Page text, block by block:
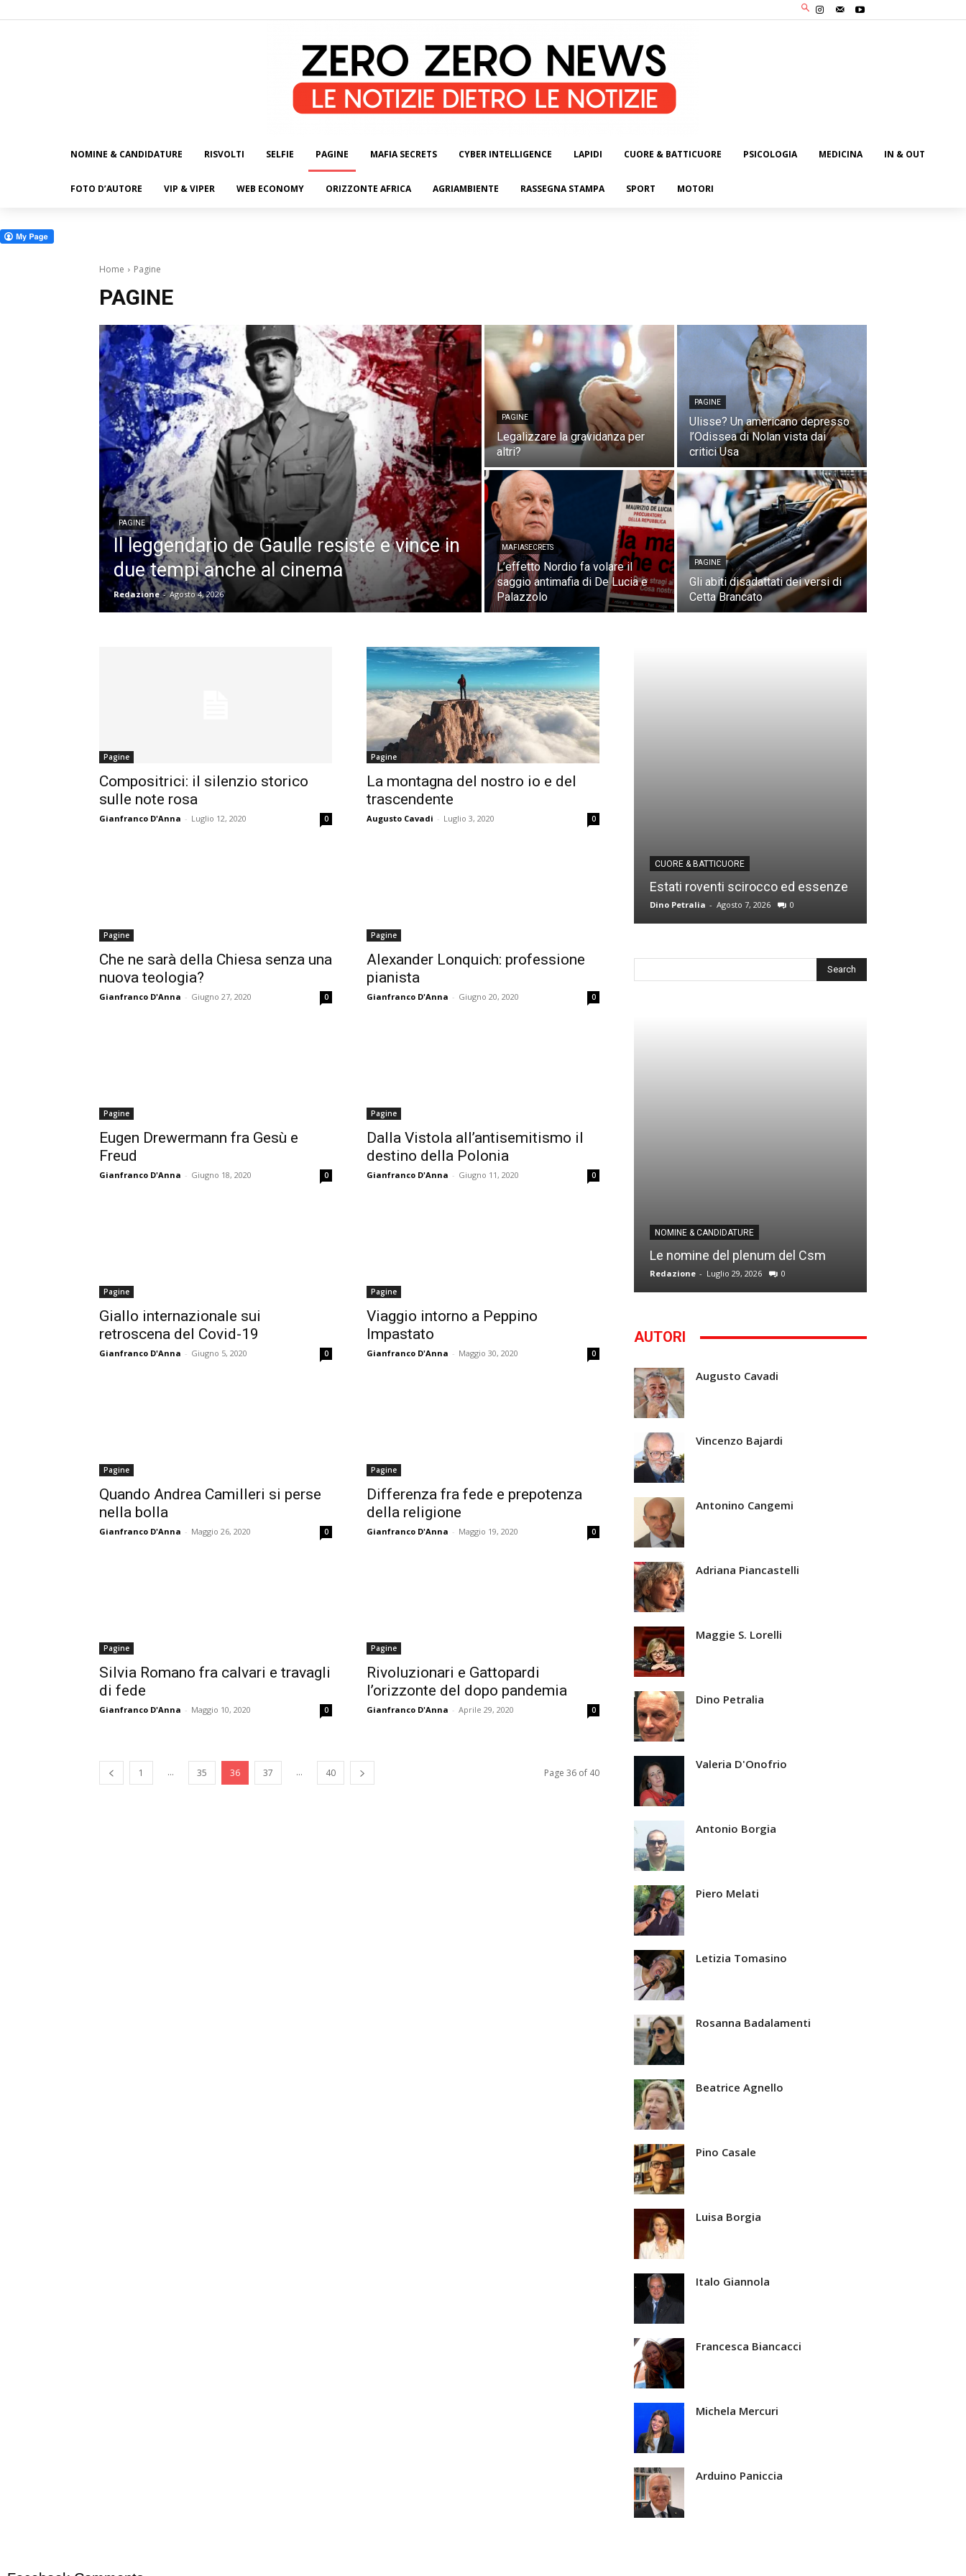
NOMINE & CANDIDATURE RISVOLTI SELFIE PAGINE MAFIA SECRETS CYBER INTELLIGENCE LAPIDI CUORE & BATTICUORE PSICOLOGIA MEDICINA IN & OUT
FOTO D’AUTORE VIP & VIPER WEB ECONOMY ORIZZONTE AFRICA AGRIAMBIENTE RASSEGNA STAMPA SPORT MOTORI
Home Pagine
PAGINE
PAGINE
Il leggendario de Gaulle resiste e vince in
due tempi anche al cinema
Redazione - Agosto 4, 2026
PAGINE
Legalizzare la gravidanza per
altri?
PAGINE
Ulisse? Un americano depresso
l’Odissea di Nolan vista dai
critici Usa
MAFIASECRETS
L’effetto Nordio fa volare il
saggio antimafia di De Lucia e
Palazzolo
PAGINE
Gli abiti disadattati dei versi di
Cetta Brancato
Pagine
Compositrici: il silenzio storico
sulle note rosa
Gianfranco D'Anna - Luglio 12, 2020 0
Pagine
La montagna del nostro io e del
trascendente
Augusto Cavadi - Luglio 3, 2020 0
Pagine
Che ne sarà della Chiesa senza una
nuova teologia?
Gianfranco D'Anna - Giugno 27, 2020 0
Pagine
Alexander Lonquich: professione
pianista
Gianfranco D'Anna - Giugno 20, 2020 0
Pagine
Eugen Drewermann fra Gesù e
Freud
Gianfranco D'Anna - Giugno 18, 2020 0
Pagine
Dalla Vistola all’antisemitismo il
destino della Polonia
Gianfranco D'Anna - Giugno 11, 2020 0
Pagine
Giallo internazionale sui
retroscena del Covid-19
Gianfranco D'Anna - Giugno 5, 2020 0
Pagine
Viaggio intorno a Peppino
Impastato
Gianfranco D'Anna - Maggio 30, 2020 0
Pagine
Quando Andrea Camilleri si perse
nella bolla
Gianfranco D'Anna - Maggio 26, 2020 0
Pagine
Differenza fra fede e prepotenza
della religione
Gianfranco D'Anna - Maggio 19, 2020 0
Pagine
Silvia Romano fra calvari e travagli
di fede
Gianfranco D'Anna - Maggio 10, 2020 0
Pagine
Rivoluzionari e Gattopardi
l’orizzonte del dopo pandemia
Gianfranco D'Anna - Aprile 29, 2020 0
1 ... 35 36 37 ... 40 Page 36 of 40
CUORE & BATTICUORE
Estati roventi scirocco ed essenze
Dino Petralia - Agosto 7, 2026 0
NOMINE & CANDIDATURE
Le nomine del plenum del Csm
Redazione - Luglio 29, 2026 0
AUTORI
Augusto Cavadi
Vincenzo Bajardi
Antonino Cangemi
Adriana Piancastelli
Maggie S. Lorelli
Dino Petralia
Valeria D'Onofrio
Antonio Borgia
Piero Melati
Letizia Tomasino
Rosanna Badalamenti
Beatrice Agnello
Pino Casale
Luisa Borgia
Italo Giannola
Francesca Biancacci
Michela Mercuri
Arduino Paniccia